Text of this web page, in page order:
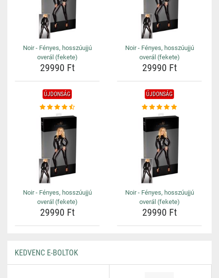
Noir - Fényes, hosszúujjú
overál (fekete)
29990 Ft
Noir - Fényes, hosszúujjú
overál (fekete)
29990 Ft
ÚJDONSÁG
Noir - Fényes, hosszúujjú
overál (fekete)
29990 Ft
ÚJDONSÁG
Noir - Fényes, hosszúujjú
overál (fekete)
29990 Ft
KEDVENC E-BOLTOK